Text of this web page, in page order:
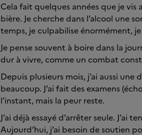
Cela fait quelques années que je vis
bière. Je cherche dans l’alcool une
temps, je culpabilise énormément,
Je pense souvent à boire dans la
dur à vivre, comme un combat
Depuis plusieurs mois, j’ai aussi
beaucoup. J’ai fait des examens
l’instant, mais la peur reste.
J’ai déjà essayé d’arrêter seule. J’ai
Aujourd’hui, j’ai besoin de soutien